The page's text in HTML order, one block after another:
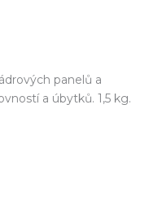
panelů a
a úbytků. 1,5 kg.